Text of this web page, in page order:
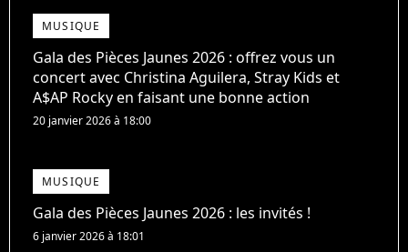
MUSIQUE
Gala des Pièces Jaunes 2026 : offrez vous un
concert avec Christina Aguilera, Stray Kids et
A$AP Rocky en faisant une bonne action
20 janvier 2026 à 18:00
MUSIQUE
Gala des Pièces Jaunes 2026 : les invités !
6 janvier 2026 à 18:01